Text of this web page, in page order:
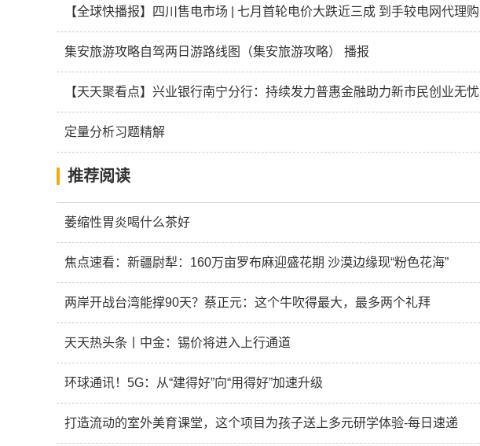
集安旅游攻略自驾两日游路线图（集安旅游攻略） 播报
【天天聚看点】兴业银行南宁分行：持续发力普惠金融助力新市民创业无忧
定量分析习题精解
推荐阅读
萎缩性胃炎喝什么茶好
焦点速看：新疆尉犁：160万亩罗布麻迎盛花期 沙漠边缘现“粉色花海”
两岸开战台湾能撑90天？蔡正元：这个牛吹得最大，最多两个礼拜
天天热头条丨中金：锡价将进入上行通道
环球通讯！5G：从“建得好”向“用得好”加速升级
打造流动的室外美育课堂，这个项目为孩子送上多元研学体验-每日速递